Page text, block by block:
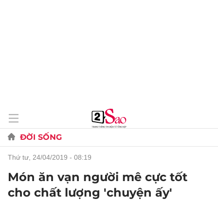
ĐỜI SỐNG
thứ tư, 24/04/2019 - 08:19
Món ăn vạn người mê cực tốt
cho chất lượng 'chuyện ấy'